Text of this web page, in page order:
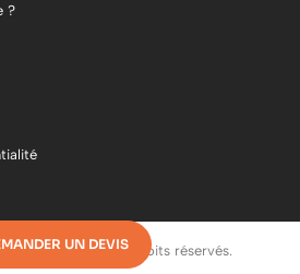
UN DEVIS
?
et Blanc. Tous droits réservés.